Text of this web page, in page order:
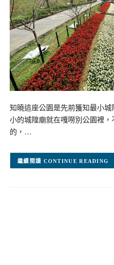
知曉這座公園是先前獲知最小
小的城隍廟就在嘎嘮別公園裡
的，…
CONTINUE READING